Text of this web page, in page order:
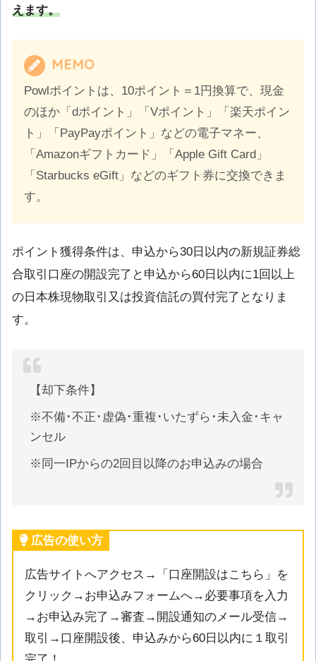
えます。
MEMO
Powlポイントは、10ポイント＝1円換算で、現金
のほか「dポイント」「Vポイント」「楽天ポイン
ト」「PayPayポイント」などの電子マネー、
「Amazonギフトカード」「Apple Gift Card」
「Starbucks eGift」などのギフト券に交換できま
す。
ポイント獲得条件は、申込から30日以内の新規証券総
合取引口座の開設完了と申込から60日以内に1回以上
の日本株現物取引又は投資信託の買付完了となりま
す。
【却下条件】
※不備･不正･虚偽･重複･いたずら･未入金･キャ
ンセル
※同一IPからの2回目以降のお申込みの場合
広告の使い方
広告サイトへアクセス→「口座開設はこちら」を
クリック→お申込みフォームへ→必要事項を入力
→お申込み完了→審査→開設通知のメール受信→
取引→口座開設後、申込みから60日以内に１取引